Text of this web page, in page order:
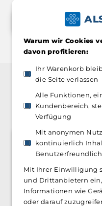
Alle
5,0 4
5
4
Warum wir Cookies
davon profitieren:
Ihr Warenkorb
die Seite verlassen
Alle Funktionen,
Kundenbereich,
Verfügung
Mit anonymen
kontinuierlich
Mit Ihrer Einwilligung
und Drittanbietern
Informationen wie
oder darauf